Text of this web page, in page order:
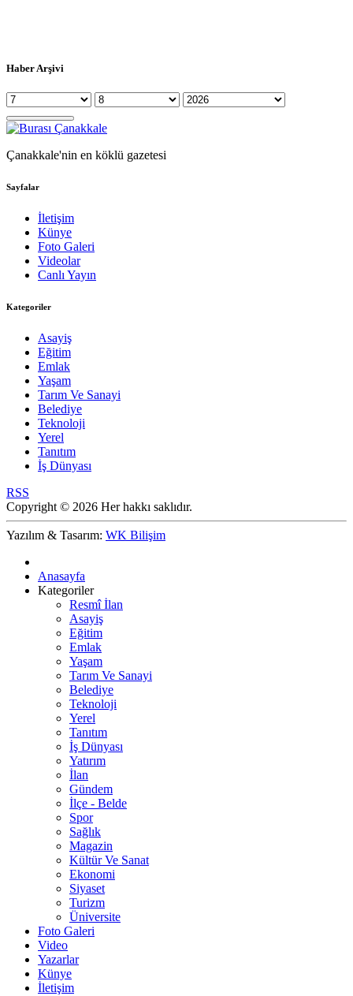
Haber Arşivi
Çanakkale'nin en köklü gazetesi
Sayfalar
İletişim
Künye
Foto Galeri
Videolar
Canlı Yayın
Kategoriler
Asayiş
Eğitim
Emlak
Yaşam
Tarım Ve Sanayi
Belediye
Teknoloji
Yerel
Tanıtım
İş Dünyası
RSS
Copyright © 2026 Her hakkı saklıdır.
Yazılım & Tasarım: WK Bilişim
Anasayfa
Kategoriler
Resmî İlan
Asayiş
Eğitim
Emlak
Yaşam
Tarım Ve Sanayi
Belediye
Teknoloji
Yerel
Tanıtım
İş Dünyası
Yatırım
İlan
Gündem
İlçe - Belde
Spor
Sağlık
Magazin
Kültür Ve Sanat
Ekonomi
Siyaset
Turizm
Üniversite
Foto Galeri
Video
Yazarlar
Künye
İletişim